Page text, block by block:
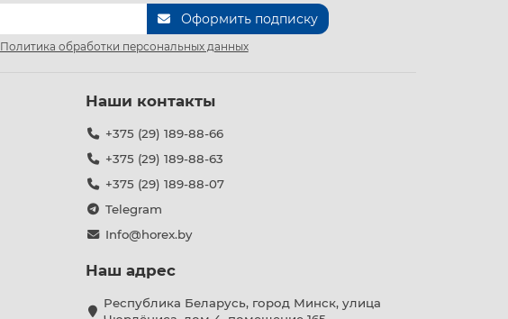
Оформить подписку
Политика обработки персональных данных
Наши контакты
+375 (29) 189-88-66
+375 (29) 189-88-63
+375 (29) 189-88-07
Telegram
Info@horex.by
Наш адрес
Республика Беларусь, город Минск, улица